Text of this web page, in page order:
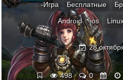
-Игра Бесплатные
Android ios
28
498 0